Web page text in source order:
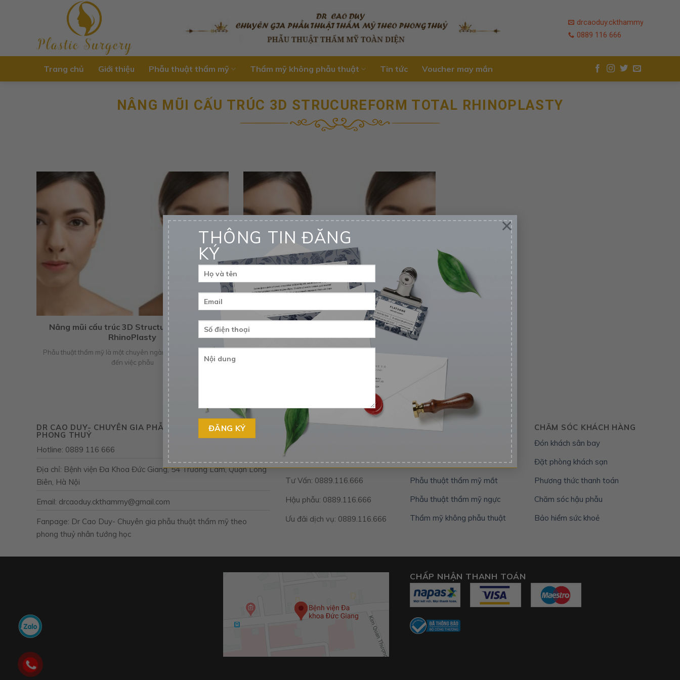
THÔNG TIN ĐĂNG
KÝ
×
drcaoduy.ckthammy
0889 116 666
Trang chủ Giới thiệu Phẫu thuật thẩm mỹ Thẩm mỹ không phẫu thuật Tin tức Voucher may mắn
NÂNG MŨI CẤU TRÚC 3D STRUCUREFORM TOTAL RHINOPLASTY
Nâng mũi cấu trúc 3D Structureform Total
RhinoPlasty
Phẫu thuật thẩm mỹ là một chuyên ngành y khoa liên quan
đến việc phẫu
Nâng mũi cấu trúc 3D Structureform Total
RhinoPlasty
DR CAO DUY- CHUYÊN GIA PHẪU THUẬT THẨM MỸ THEO
PHONG THUỶ
Hotline: 0889 116 666
Địa chỉ: Bệnh viện Đa Khoa Đức Giang, 54 Trường Lâm, Quận Long
Biên, Hà Nội
Email: drcaoduy.ckthammy@gmail.com
Fanpage: Dr Cao Duy- Chuyên gia phẫu thuật thẩm mỹ theo
phong thuỷ nhân tướng học
THÔNG TIN THẨM MỸ
Giờ mở cửa: 08h – 21h
Hotline : 0889.116.666
Tư Vấn: 0889.116.666
Hậu phẫu: 0889.116.666
Ưu đãi dịch vụ: 0889.116.666
PHẪU THUẬT THẨM MỸ
Phẫu thuật thẩm mỹ toàn diện
Phẫu thuật thẩm mỹ mũi
Phẫu thuật thẩm mỹ mắt
Phẫu thuật thẩm mỹ ngực
Thẩm mỹ không phẫu thuật
CHĂM SÓC KHÁCH HÀNG
Đón khách sân bay
Đặt phòng khách sạn
Phương thức thanh toán
Chăm sóc hậu phẫu
Bảo hiểm sức khoẻ
CHẤP NHẬN THANH TOÁN